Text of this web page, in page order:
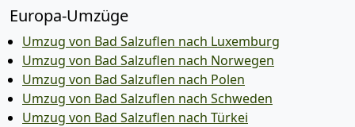
Europa-Umzüge
Umzug von Bad Salzuflen nach Luxemburg
Umzug von Bad Salzuflen nach Norwegen
Umzug von Bad Salzuflen nach Polen
Umzug von Bad Salzuflen nach Schweden
Umzug von Bad Salzuflen nach Türkei